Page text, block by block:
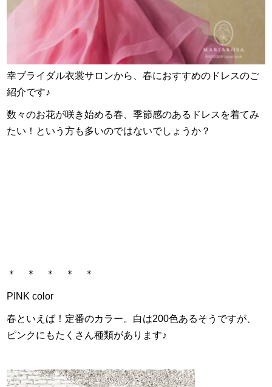
幸ブライダル衣裳サロンから、春におすすめのドレスのご
紹介です♪
数々のお花が咲き始める春、季節感のあるドレスを着てみ
たい！という方も多いのではないでしょうか？
＊ ＊ ＊ ＊ ＊
PINK color
春といえば！定番のカラー。白は200色あるそうですが、
ピンクにもたくさん種類があります♪